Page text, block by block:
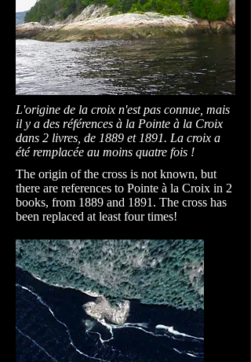
L'origine de la croix n'est pas connue, mais
il y a des références à la Pointe à la Croix
dans 2 livres, de 1889 et 1891. La croix a
été remplacée au moins quatre fois !
The origin of the cross is not known, but
there are references to Pointe à la Croix in 2
books, from 1889 and 1891. The cross has
been replaced at least four times!